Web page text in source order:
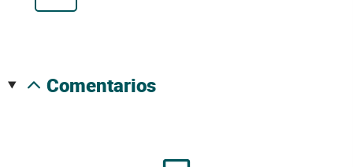
comentarios